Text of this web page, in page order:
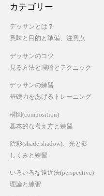
カテゴリー
デッサンとは？
意味と目的と準備、注意点
デッサンのコツ
見る方法と理論とテクニック
デッサンの練習
基礎力をあげるトレーニング
構図(composition)
基本的な考え方と練習
陰影(shade,shadow)、光と影
しくみと練習
いろいろな遠近法(perspective)
理論と練習